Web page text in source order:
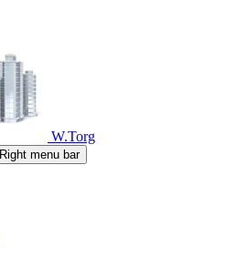
W.Torg
Right menu bar